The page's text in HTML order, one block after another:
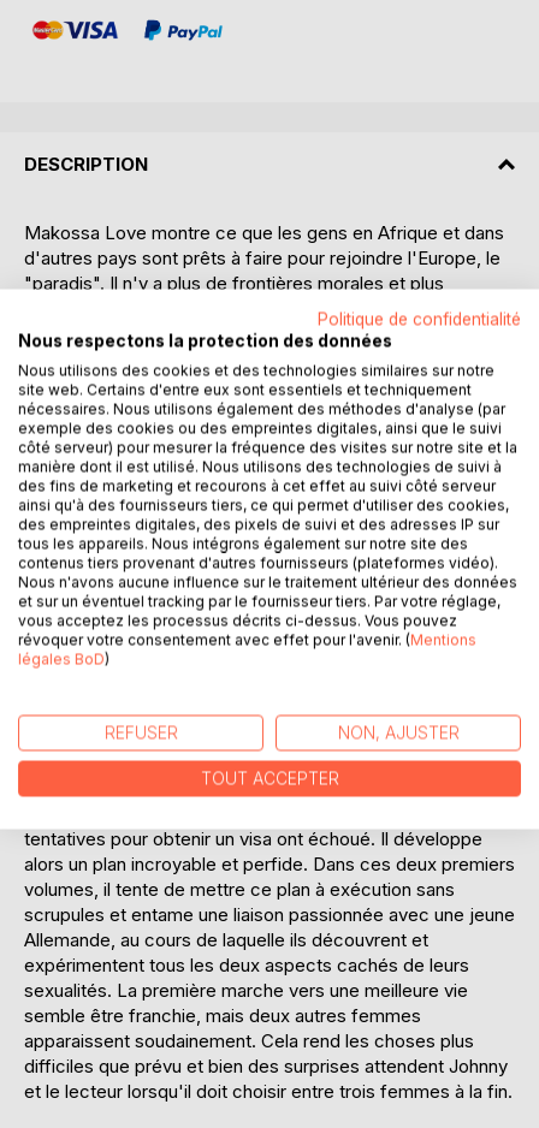
DESCRIPTION
Makossa Love montre ce que les gens en Afrique et dans
d'autres pays sont prêts à faire pour rejoindre l'Europe, le
"paradis". Il n'y a plus de frontières morales et plus
l'Europe ferme la porte, plus les solutions de ceux qui
veulent partir deviennent ingénieuses et intelligentes. De
nombreux hommes en Afrique feignent l'amour avec des
femmes européennes afin de pouvoir immigrer en Europe.
Il est également connu que de nombreuses femmes
européennes font de même et profitent de jeunes
Africains bien bâtis, simplement pour profiter de la vie ou
réaliser leurs fantasmes. De même, le fait que, dans
certains cas, les femmes européennes ne se doutent pas
que leurs maris africains ont des femmes et des enfants à
la maison est connu par beaucoup et ne surprend personne
aujourd'hui.
Johnny Walker est un jeune homme africain, originaire du
Cameroun, qui veut absolument réussir dans la vie. Il est un
de ses manières et de sa façon de faire l'amour.
Il vit une vie calme avec sa femme Rita, son amour de
jeunesse, avec qui il a deux enfants. Depuis des années, il
souhaite quitter le Cameroun pour aller aux États-Unis, en
tentatives pour obtenir un visa ont échoué. Il développe
alors un plan incroyable et perfide. Dans ces deux premiers
volumes, il tente de mettre ce plan à exécution sans
scrupules et entame une liaison passionnée avec une jeune
Allemande, au cours de laquelle ils découvrent et
expérimentent tous les deux aspects cachés de leurs
sexualités. La première marche vers une meilleure vie
semble être franchie, mais deux autres femmes
apparaissent soudainement. Cela rend les choses plus
difficiles que prévu et bien des surprises attendent Johnny
et le lecteur lorsqu'il doit choisir entre trois femmes à la fin.
Politique de confidentialité
Nous respectons la protection des données
Nous utilisons des cookies et des technologies similaires sur notre
site web. Certains d'entre eux sont essentiels et techniquement
nécessaires. Nous utilisons également des méthodes d'analyse (par
exemple des cookies ou des empreintes digitales, ainsi que le suivi
côté serveur) pour mesurer la fréquence des visites sur notre site et la
manière dont il est utilisé. Nous utilisons des technologies de suivi à
des fins de marketing et recourons à cet effet au suivi côté serveur
ainsi qu'à des fournisseurs tiers, ce qui permet d'utiliser des cookies,
des empreintes digitales, des pixels de suivi et des adresses IP sur
tous les appareils. Nous intégrons également sur notre site des
contenus tiers provenant d'autres fournisseurs (plateformes vidéo).
Nous n'avons aucune influence sur le traitement ultérieur des données
et sur un éventuel tracking par le fournisseur tiers. Par votre réglage,
vous acceptez les processus décrits ci-dessus. Vous pouvez
révoquer votre consentement avec effet pour l'avenir. (Mentions
légales BoD)
REFUSER NON, AJUSTER
TOUT ACCEPTER